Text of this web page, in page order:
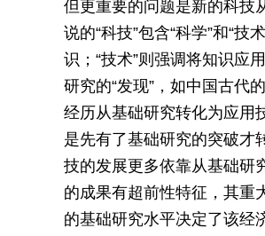
但更重要的问题是新的科技
说的“科技”包含“科学”和“
识；“技术”则强调将知识应
研究的“发现”，如中国古代
经历从基础研究转化为应用
是先有了基础研究的突破才
技的发展更多依靠从基础研
的成果有超前性特征，其重
的基础研究水平决定了该经